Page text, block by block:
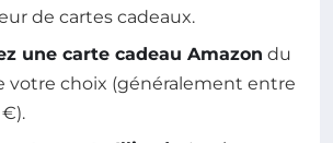
de cartes cadeaux.
une carte cadeau Amazon du
votre choix (généralement entre